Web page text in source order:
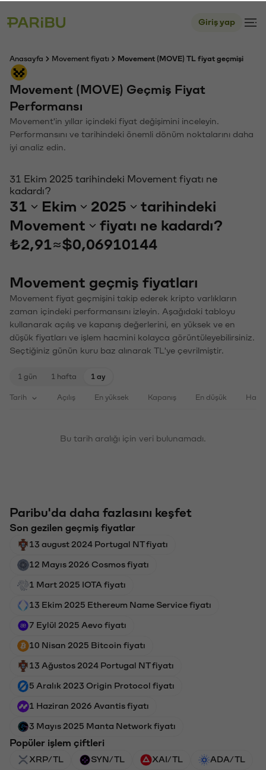
Giriş yap
Anasayfa Movement fiyatı Movement (MOVE) TL fiyat geçmişi
Movement (MOVE) Geçmiş Fiyat
Performansı
Movement'in yıllar içindeki fiyat değişimini inceleyin.
Performansını ve tarihindeki önemli dönüm noktalarını daha
iyi analiz edin.
31 Ekim 2025 tarihindeki Movement fiyatı ne
kadardı?
31 Ekim 2025
tarihindeki
Movement
fiyatı ne kadardı?
₺2,91 ≈$0,06910144
Movement geçmiş fiyatları
Movement fiyat geçmişini takip ederek kripto varlıkların
zaman içindeki performansını izleyin. Aşağıdaki tabloyu
kullanarak açılış ve kapanış değerlerini, en yüksek ve en
düşük fiyatları ve işlem hacmini kolayca görüntüleyebilirsiniz.
Seçtiğiniz günün kuru baz alınarak TL'ye çevrilmiştir.
1 gün 1 hafta 1 ay
Tarih Açılış En yüksek Kapanış En düşük
Bu tarih aralığı için veri bulunamadı.
Paribu'da daha fazlasını keşfet
Son gezilen geçmiş fiyatlar
13 august 2024 Portugal NT fiyatı
12 Mayıs 2026 Cosmos fiyatı
1 Mart 2025 IOTA fiyatı
13 Ekim 2025 Ethereum Name Service fiyatı
7 Eylül 2025 Aevo fiyatı
10 Nisan 2025 Bitcoin fiyatı
13 Ağustos 2024 Portugal NT fiyatı
5 Aralık 2023 Origin Protocol fiyatı
1 Haziran 2026 Avantis fiyatı
3 Mayıs 2025 Manta Network fiyatı
Popüler işlem çiftleri
XRP/TL SYN/TL XAI/TL ADA/TL